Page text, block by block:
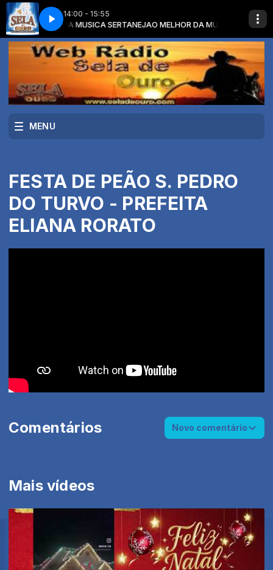
14:00 - 15:55
O MELHOR DA MUSICA SERTANEJAO MELHOR DA MUSICA
- OLHA ELA AI EDUARDO COSTA - OLHA ELA AI
MENU
FESTA DE PEÃO S. PEDRO
DO TURVO - PREFEITA
ELIANA RORATO
Mais vídeos
Comentários Novo comentário